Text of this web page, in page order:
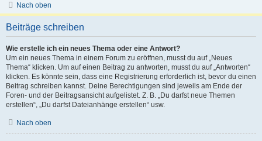
Nach oben
Beiträge schreiben
Wie erstelle ich ein neues Thema oder eine Antwort?
Um ein neues Thema in einem Forum zu eröffnen, musst du auf „Neues
Thema“ klicken. Um auf einen Beitrag zu antworten, musst du auf „Antworten“
klicken. Es könnte sein, dass eine Registrierung erforderlich ist, bevor du einen
Beitrag schreiben kannst. Deine Berechtigungen sind jeweils am Ende der
Foren- und der Beitragsansicht aufgelistet. Z. B. „Du darfst neue Themen
erstellen“, „Du darfst Dateianhänge erstellen“ usw.
Nach oben